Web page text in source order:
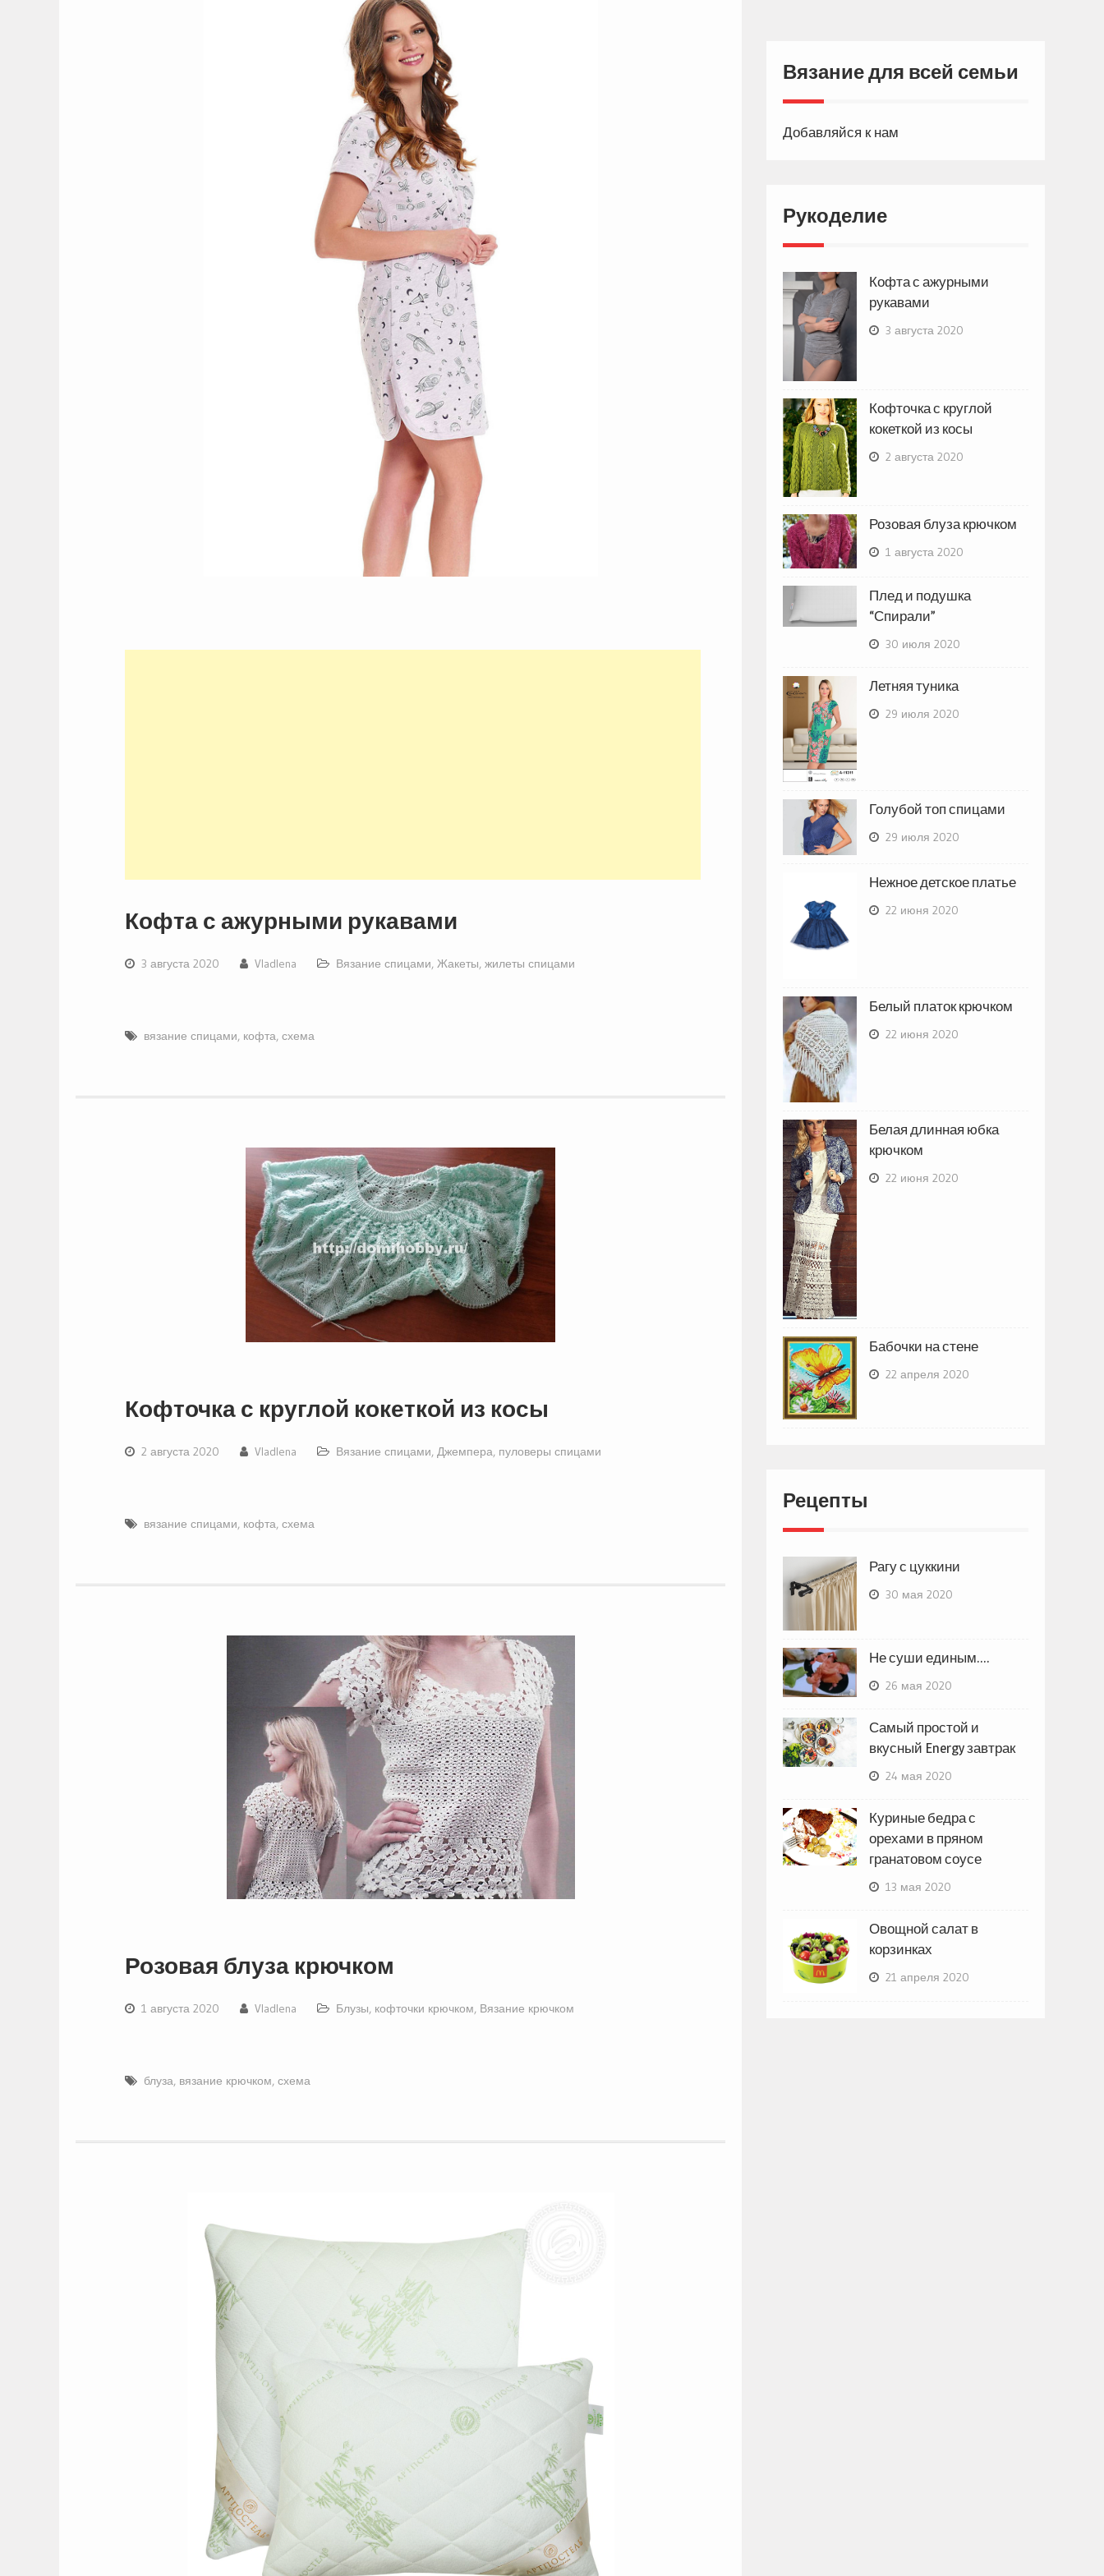
Кофта с ажурными рукавами
3 августа 2020 Vladlena Вязание спицами, Жакеты, жилеты спицами
вязание спицами, кофта, схема
Кофточка с круглой кокеткой из косы
2 августа 2020 Vladlena Вязание спицами, Джемпера, пуловеры спицами
вязание спицами, кофта, схема
Розовая блуза крючком
1 августа 2020 Vladlena Блузы, кофточки крючком, Вязание крючком
блуза, вязание крючком, схема
Вязание для всей семьи
Добавляйся к нам
Рукоделие
Кофта с ажурными
рукавами
3 августа 2020
Кофточка с круглой
кокеткой из косы
2 августа 2020
Розовая блуза крючком
1 августа 2020
Плед и подушка
“Спирали”
30 июля 2020
Летняя туника
29 июля 2020
Голубой топ спицами
29 июля 2020
Нежное детское платье
22 июня 2020
Белый платок крючком
22 июня 2020
Белая длинная юбка
крючком
22 июня 2020
Бабочки на стене
22 апреля 2020
Рецепты
Рагу с цуккини
30 мая 2020
Не суши единым….
26 мая 2020
Самый простой и
вкусный Energy завтрак
24 мая 2020
Куриные бедра с
орехами в пряном
гранатовом соусе
13 мая 2020
Овощной салат в
корзинках
21 апреля 2020